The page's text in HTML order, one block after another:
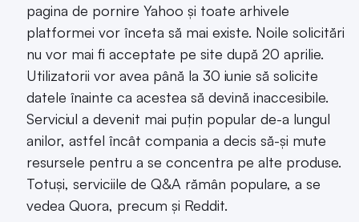
pagina de pornire Yahoo și toate arhivele
platformei vor înceta să mai existe. Noile solicitări
nu vor mai fi acceptate pe site după 20 aprilie.
Utilizatorii vor avea până la 30 iunie să solicite
datele înainte ca acestea să devină inaccesibile.
Serviciul a devenit mai puțin popular de-a lungul
anilor, astfel încât compania a decis să-și mute
resursele pentru a se concentra pe alte produse.
Totuși, serviciile de Q&A rămân populare, a se
vedea Quora, precum și Reddit.